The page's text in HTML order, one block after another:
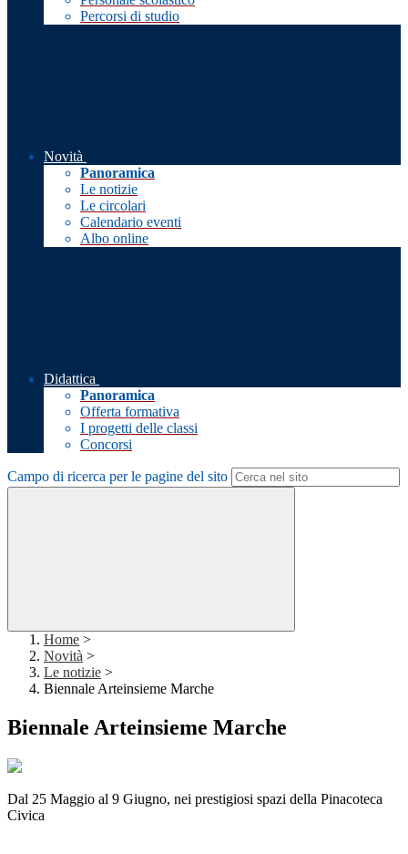
Percorsi di studio
Novità
Panoramica
Le notizie
Le circolari
Calendario eventi
Albo online
Didattica
Panoramica
Offerta formativa
I progetti delle classi
Concorsi
Campo di ricerca per le pagine del sito
Home >
Novità >
Le notizie >
Biennale Arteinsieme Marche
Biennale Arteinsieme Marche
Dal 25 Maggio al 9 Giugno, nei prestigiosi spazi della Pinacoteca
Civica